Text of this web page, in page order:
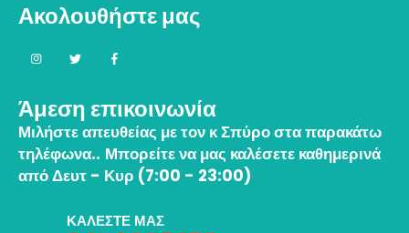
Ακολουθήστε μας
Άμεση επικοινωνία
Μιλήστε απευθείας με τον κ Σπύρο στα παρακάτω
τηλέφωνα.. Μπορείτε να μας καλέσετε καθημερινά
από Δευτ - Κυρ (7:00 - 23:00)
ΚΑΛΕΣΤΕ ΜΑΣ